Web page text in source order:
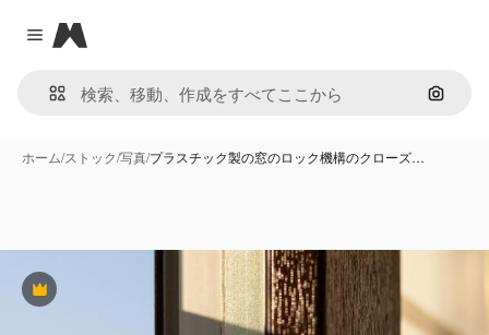
Close menu
Magnific
画像で
ホーム/ストック/写真/プラスチック製の窓のロック機構のクローズ…
Premium